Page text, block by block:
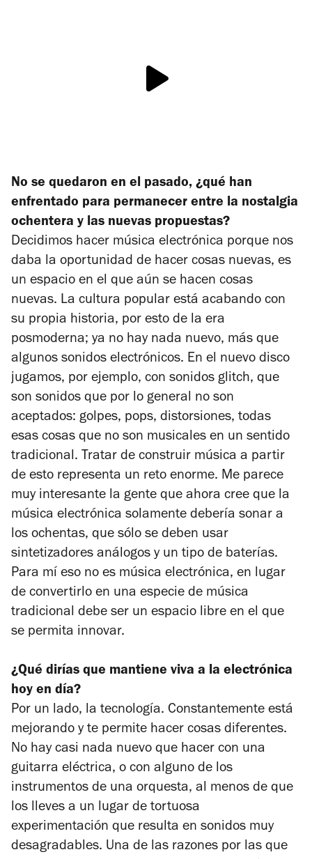
No se quedaron en el pasado, ¿qué han
enfrentado para permanecer entre la nostalgia
ochentera y las nuevas propuestas?
Decidimos hacer música electrónica porque nos
daba la oportunidad de hacer cosas nuevas, es
un espacio en el que aún se hacen cosas
nuevas. La cultura popular está acabando con
su propia historia, por esto de la era
posmoderna; ya no hay nada nuevo, más que
algunos sonidos electrónicos. En el nuevo disco
jugamos, por ejemplo, con sonidos glitch, que
son sonidos que por lo general no son
aceptados: golpes, pops, distorsiones, todas
esas cosas que no son musicales en un sentido
tradicional. Tratar de construir música a partir
de esto representa un reto enorme. Me parece
muy interesante la gente que ahora cree que la
música electrónica solamente debería sonar a
los ochentas, que sólo se deben usar
sintetizadores análogos y un tipo de baterías.
Para mí eso no es música electrónica, en lugar
de convertirlo en una especie de música
tradicional debe ser un espacio libre en el que
se permita innovar.
¿Qué dirías que mantiene viva a la electrónica
hoy en día?
Por un lado, la tecnología. Constantemente está
mejorando y te permite hacer cosas diferentes.
No hay casi nada nuevo que hacer con una
guitarra eléctrica, o con alguno de los
instrumentos de una orquesta, al menos de que
los lleves a un lugar de tortuosa
experimentación que resulta en sonidos muy
desagradables. Una de las razones por las que